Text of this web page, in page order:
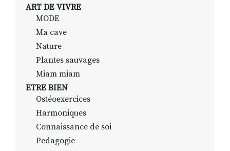
ART DE VIVRE
MODE
Ma cave
Nature
Plantes sauvages
Miam miam
ETRE BIEN
Ostéoexercices
Harmoniques
Connaissance de soi
Pedagogie